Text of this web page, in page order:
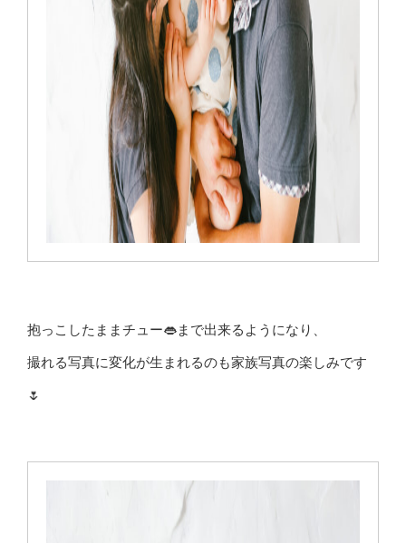
抱っこしたままチュー👄まで出来るようになり、
撮れる写真に変化が生まれるのも家族写真の楽しみです
🌷